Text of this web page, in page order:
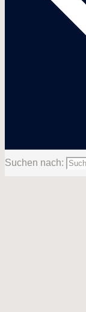
Suchen nach: